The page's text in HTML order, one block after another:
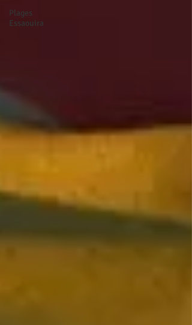
Plages
Essaouira